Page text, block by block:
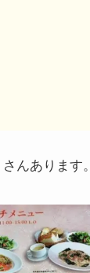
んあります。